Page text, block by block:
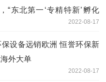
“东北第一‘专精特新’孵化
2022-08-17
设备远销欧洲 恒誉环保新
外大单
2022-08-17